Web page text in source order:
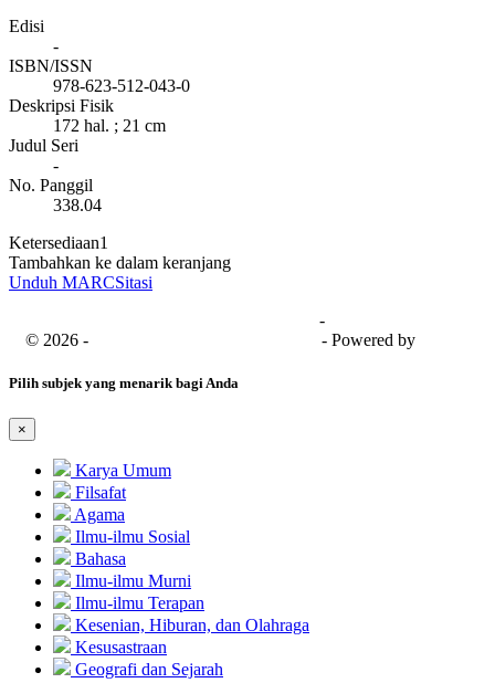
Edisi
-
ISBN/ISSN
978-623-512-043-0
Deskripsi Fisik
172 hal. ; 21 cm
Judul Seri
-
No. Panggil
338.04
Ketersediaan1
Tambahkan ke dalam keranjang
Unduh MARCSitasi
-
© 2026 -
- Powered by
Pilih subjek yang menarik bagi Anda
×
Karya Umum
Filsafat
Agama
Ilmu-ilmu Sosial
Bahasa
Ilmu-ilmu Murni
Ilmu-ilmu Terapan
Kesenian, Hiburan, dan Olahraga
Kesusastraan
Geografi dan Sejarah